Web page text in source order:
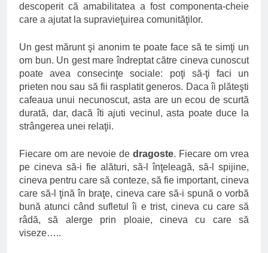
Este posibil sa ne
iertam?
descoperit că amabilitatea a fost componenta-cheie
care a ajutat la supravieţuirea comunităţilor.
Un gest mărunt şi anonim te poate face să te simţi un
om bun. Un gest mare îndreptat către cineva cunoscut
poate avea consecinţe sociale: poţi să-ţi faci un
prieten nou sau să fii rasplatit generos. Daca îi plăteşti
cafeaua unui necunoscut, asta are un ecou de scurtă
durată, dar, dacă îti ajuti vecinul, asta poate duce la
strângerea unei relaţii.
Fiecare om are nevoie de dragoste. Fiecare om vrea
pe cineva să-i fie alături, să-l înţeleagă, să-l spijine,
cineva pentru care să conteze, să fie important, cineva
care să-l ţină în braţe, cineva care să-i spună o vorbă
bună atunci când sufletul îi e trist, cineva cu care să
râdă, să alerge prin ploaie, cineva cu care să
viseze…..